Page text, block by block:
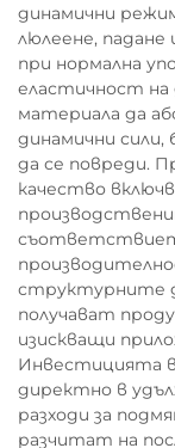
динамични
люлеене, падане
при нормална
еластичност на
материала да
динамични сили,
да се повреди.
качество
структурните
получават
изискващи
Инвестицията
директно в
разходи за
разчитат на